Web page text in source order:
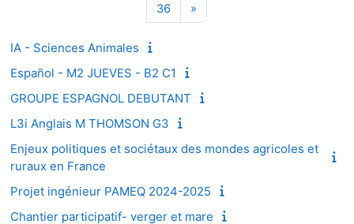
36Page 36
»
IA - Sciences Animales
Español - M2 JUEVES - B2 C1
GROUPE ESPAGNOL DEBUTANT
L3i Anglais M THOMSON G3
Enjeux politiques et sociétaux des mondes agricoles et
ruraux en France
Projet ingénieur PAMEQ 2024-2025
Chantier participatif- verger et mare